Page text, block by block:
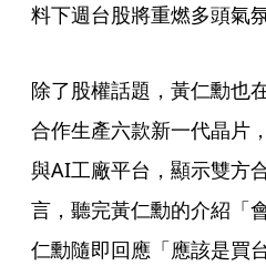
料下週台股將重燃多頭氣氛
除了股權話題，黃仁勳也
合作生產六款新一代晶片
與AI工廠平台，顯示雙方
言，聽完黃仁勳的介紹「
仁勳隨即回應「應該是買